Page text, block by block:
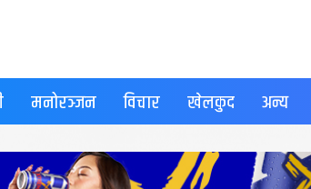
मनोरञ्जन विचार खेलकुद अन्य